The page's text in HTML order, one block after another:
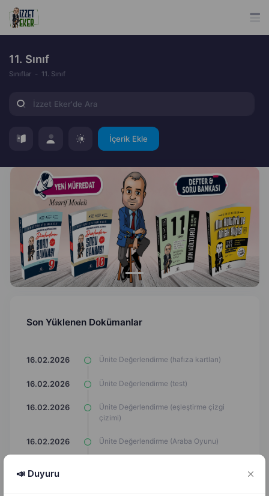
11. Sınıf
Sınıflar 11. Sınıf
İçerik Ekle
Son Yüklenen Dokümanlar
16.02.2026 Ünite Değerlendirme (hafıza kartları)
16.02.2026 Ünite Değerlendirme (test)
16.02.2026
Ünite Değerlendirme (eşleştirme çizgi
çizimi)
16.02.2026 Ünite Değerlendirme (Araba Oyunu)
📣 Duyuru